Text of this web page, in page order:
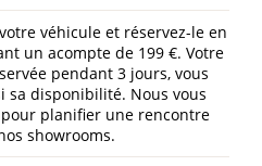
véhicule et réservez-le en
un acompte de 199 €. Votre
pendant 3 jours, vous
sa disponibilité. Nous vous
planifier une rencontre
showrooms.